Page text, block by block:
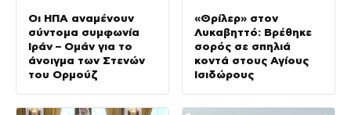
Οι ΗΠΑ αναμένουν
σύντομα συμφωνία
Ιράν – Ομάν για το
άνοιγμα των Στενών
του Ορμούζ
«Θρίλερ» στον
Λυκαβηττό: Βρέθηκε
σορός σε σπηλιά
κοντά στους Αγίους
Ισιδώρους